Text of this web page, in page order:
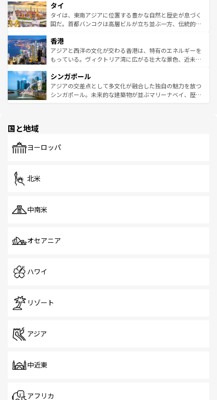
リティに包まれながら、韓国の多彩な魅力を心ゆくまで味
わってみてほしい。 なお、新着の韓国情報はコンテンツ一
覧を参照してほしい。
急速な発展と共に伝統が息づく。ハノイの古い町並みやホ
ーチミン市のフランス統治時代の建物も、独特の雰囲気を
醸し出している。また、バラエティの豊かさとおいしさで
とつ。フォーやバインミー、ベトナムコーヒーなどは、ぜ
ひ現地で味わいたい。どの地域を訪れてもあたたかい人々
が旅行者を迎えてくれるので、きっと忘れられない旅にな
参照してほしい。
タイ
タイは、東南アジアに位置する豊かな自然と歴史が息づく
国だ。首都バンコクは高層ビルが立ち並ぶ一方、伝統的な
の活気が交差している。北部ではチェンマイなどの山岳地
帯で自然と触れ合い、南部ではプーケットやクラビの美し
いビーチでリゾート気分を楽しむことができる。タイ料理
激する。気候は一年中温暖で、どの季節にも異なる楽しみ
が待っている。親しみやすいタイの人々、仏教を中心とし
た文化、そして多様な観光資源が、訪れる旅人を魅了し続
香港
アジアと西洋の文化が交わる香港は、特有のエネルギーを
もっている。ヴィクトリア湾に広がる壮大な景色、近未来
み、どこを訪れても感動するはず。観光スポットが密集し
ており、効率よく見どころを回れるのも魅力。息をのむよ
うな絶景から文化的な体験まで、香港を存分に楽しみ尽く
シンガポール
アジアの交差点として多文化が融合した独自の魅力を放つ
シンガポール。未来的な建築物が並ぶマリーナベイ、歴史
で、ホーカーズは地元の風情を楽しめる外せないスポット
国と地域
ヨーロッパ
北米
中南米
オセアニア
ハワイ
リゾート
アジア
中近東
アフリカ